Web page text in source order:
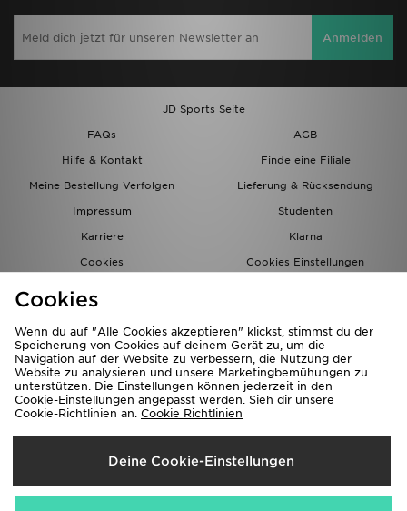
Anmelden
JD Sports Seite
FAQs
AGB
Hilfe & Kontakt
Finde eine Filiale
Meine Bestellung Verfolgen
Lieferung & Rücksendung
Impressum
Studenten
Karriere
Klarna
Cookies
Cookies Einstellungen
Lieferung Nach
Deutschland
Cookies
Wenn du auf "Alle Cookies akzeptieren" klickst, stimmst du der
Speicherung von Cookies auf deinem Gerät zu, um die
Navigation auf der Website zu verbessern, die Nutzung der
Website zu analysieren und unsere Marketingbemühungen zu
unterstützen. Die Einstellungen können jederzeit in den
Cookie-Einstellungen angepasst werden. Sieh dir unsere
Cookie-Richtlinien an. Cookie Richtlinien
Deine Cookie-Einstellungen